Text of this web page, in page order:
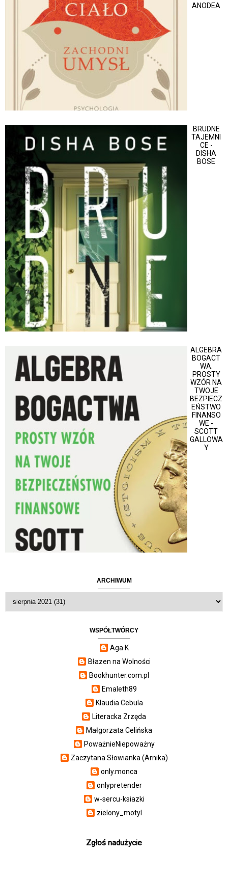
ANODEA
BRUDNE
TAJEMNI
CE -
DISHA
BOSE
ALGEBRA
BOGACT
WA.
PROSTY
WZÓR NA
TWOJE
BEZPIECZ
EŃSTWO
FINANSO
WE -
SCOTT
GALLOWA
Y
ARCHIWUM
WSPÓŁTWÓRCY
Aga K
Błazen na Wolności
Bookhunter.com.pl
Emaleth89
Klaudia Cebula
Literacka Zrzęda
Małgorzata Celińska
PoważnieNiepoważny
Zaczytana Słowianka (Arnika)
only.monca
onlypretender
w-sercu-ksiazki
zielony_motyl
Zgłoś nadużycie